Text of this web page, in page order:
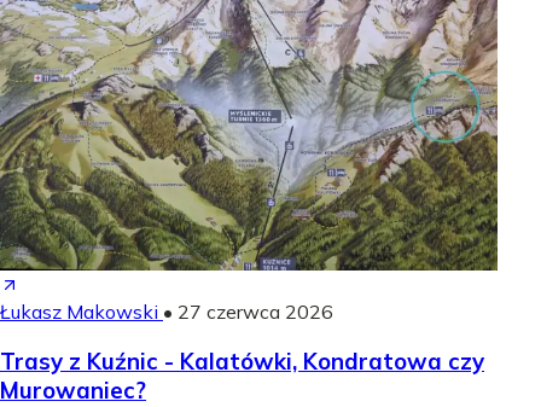
Łukasz Makowski • 27 czerwca 2026
Trasy z Kuźnic - Kalatówki, Kondratowa czy
Murowaniec?